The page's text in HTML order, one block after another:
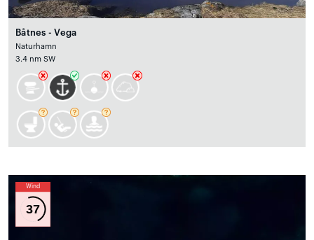
Båtnes - Vega
Naturhamn
3.4 nm SW
Wind
37